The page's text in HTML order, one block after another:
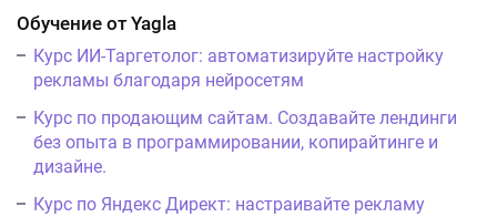
Обучение от Yagla
Курс ИИ-Таргетолог: автоматизируйте настройку
рекламы благодаря нейросетям
Курс по продающим сайтам. Создавайте лендинги
без опыта в программировании, копирайтинге и
дизайне.
Курс по Яндекс Директ: настраивайте рекламу